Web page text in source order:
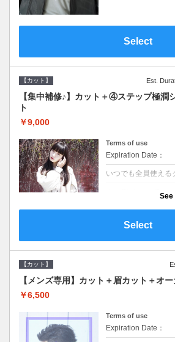
Select
【カット】 Est.
【集中補修♪】カット＋④ステップ極潤
ト
￥9,000
Terms of use
Expiration Date：
いつでも全員使える
ら修復し美髪へと導
ント☆内側からしっ
See
Select
【カット】
【メンズ専用】カット＋眉カット＋オ
￥6,500
Terms of use
Expiration Date：